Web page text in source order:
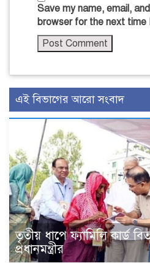
Save my name, email,
browser for the next time
এই বিভাগের আরো সংবাদ
তৃতীয় ধাপে ফ্যামিলি কার্ড
প্রধানমন্ত্রীর